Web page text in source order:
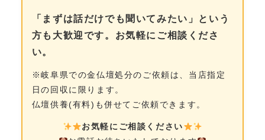
「まずは話だけでも聞いてみたい」という
方も大歓迎です。お気軽にご相談くださ
い。
※岐阜県での金仏壇処分のご依頼は、当店指定
日の回収に限ります。
仏壇供養(有料)も併せてご依頼できます。
お気軽にご相談ください